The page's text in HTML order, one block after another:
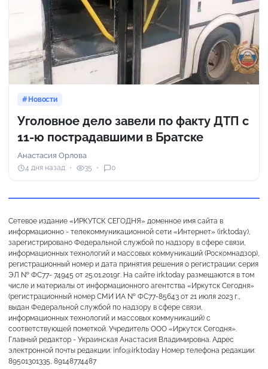
Новости
Уголовное дело завели по факту ДТП с
11-ю пострадавшими в Братске
Анастасия Орлова
4 дня назад 35 0
Сетевое издание «ИРКУТСК СЕГОДНЯ» доменное имя сайта в
информационно - телекоммуникационной сети «Интернет» (irk.today),
зарегистрировано Федеральной службой по надзору в сфере связи,
информационных технологий и массовых коммуникаций (Роскомнадзор),
регистрационный номер и дата принятия решения о регистрации: серия
ЭЛ № ФС77- 74945 от 25.01.2019г. На сайте irk.today размещаются в том
числе и материалы от информационного агентства «Иркутск Сегодня»
(регистрационный номер СМИ ИА № ФС77-85643 от 21 июля 2023 г.,
выдан Федеральной службой по надзору в сфере связи,
информационных технологий и массовых коммуникаций) с
соответствующей пометкой. Учредитель ООО «Иркутск Сегодня».
Главный редактор - Украинская Анастасия Владимировна. Адрес
электронной почты редакции: info@irk.today Номер телефона редакции:
89501301335, 89148774487